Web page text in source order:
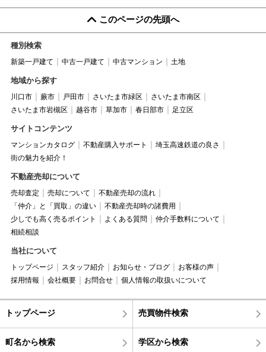
このページの先頭へ
種別検索
新築一戸建て 中古一戸建て 中古マンション 土地
地域から探す
川口市 蕨市 戸田市 さいたま市緑区
さいたま市南区
さいたま市岩槻区
越谷市 草加市 春日部市 足立区
サイトコンテンツ
マンションカタログ 不動産購入サポート
埼玉高速鉄道の良さ
街の魅力を紹介！
不動産売却について
売却査定 売却について
不動産売却の流れ
「仲介」と「買取」の違い
不動産売却時の諸費用
少しでも高く売るポイント
よくある質問
仲介手数料について
相続相談
当社について
トップページ スタッフ紹介 お知らせ・ブログ
お客様の声
採用情報
会社概要 お問合せ 個人情報の取扱いについて
トップページ 売買物件検索
町名から検索 学区から検索